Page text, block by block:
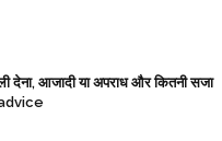
देना, आजादी या अपराध और कितनी सजा